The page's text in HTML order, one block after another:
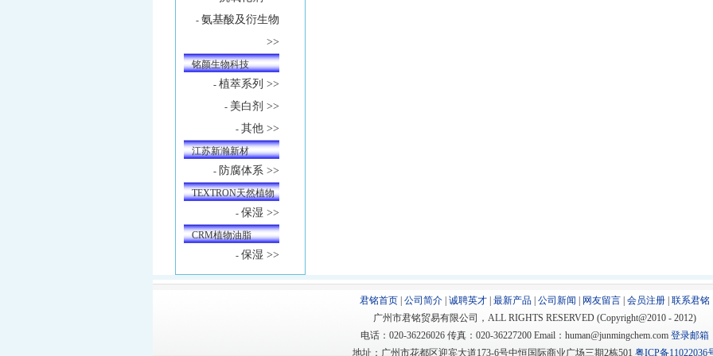
- 氨基酸及衍生物
>>
铭颜生物科技
- 植萃系列 >>
- 美白剂 >>
- 其他 >>
江苏新瀚新材
- 防腐体系 >>
TEXTRON天然植物
- 保湿 >>
CRM植物油脂
- 保湿 >>
君铭首页 公司简介 诚聘英才 最新产品 公司新闻 网友留言 会员注册 联系君铭
广州市君铭贸易有限公司，ALL RIGHTS RESERVED (Copyright@2010 - 2012)
电话：020-36226026 传真：020-36227200 Email：human@junmingchem.com 登录邮箱
地址：广州市花都区迎宾大道173-6号中恒国际商业广场三期2栋501 粤ICP备11022036